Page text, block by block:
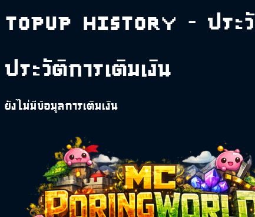
Topup History - ประวั
ประวัติการเติมเงิน
ยังไม่มีข้อมูลการเติมเงิน